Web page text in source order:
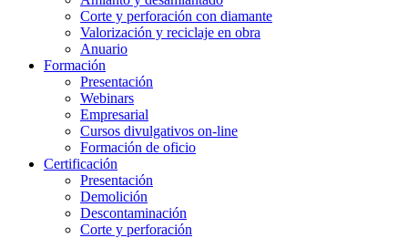
Corte y perforación con diamante
Valorización y reciclaje en obra
Anuario
Formación
Presentación
Webinars
Empresarial
Cursos divulgativos on-line
Formación de oficio
Certificación
Presentación
Demolición
Descontaminación
Corte y perforación